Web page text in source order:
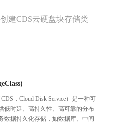
创建CDS云硬盘块存储类
，Cloud Disk Service）是一种可
低时延、高持久性、高可靠的分布
数据持久化存储，如数据库、中间